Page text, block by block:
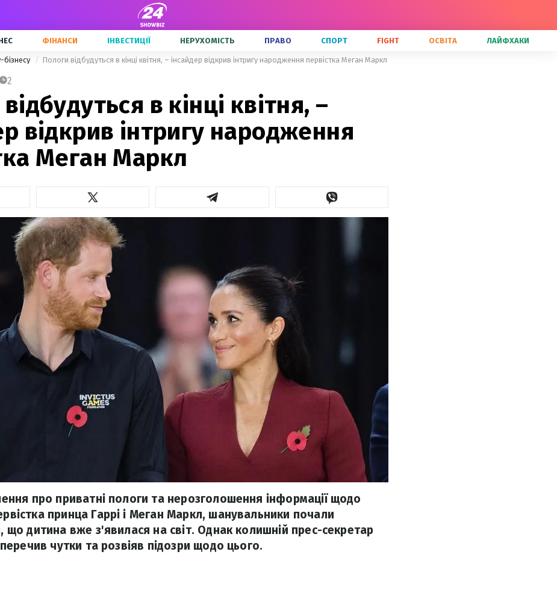
ФІНАНСИ ІНВЕСТИЦІЇ НЕРУХОМІСТЬ ПРАВО СПОРТ FIGHT ОСВІТА ЛАЙФХАКИ
Пологи відбудуться в кінці квітня, – інсайдер відкрив інтригу народження первістка Меган Маркл
2
в кінці квітня, –
відкрив інтригу народження
Меган Маркл
про приватні пологи та нерозголошення інформації щодо
принца Гаррі і Меган Маркл, шанувальники почали
що дитина вже з'явилася на світ. Однак колишній прес-секретар
чутки та розвіяв підозри щодо цього.